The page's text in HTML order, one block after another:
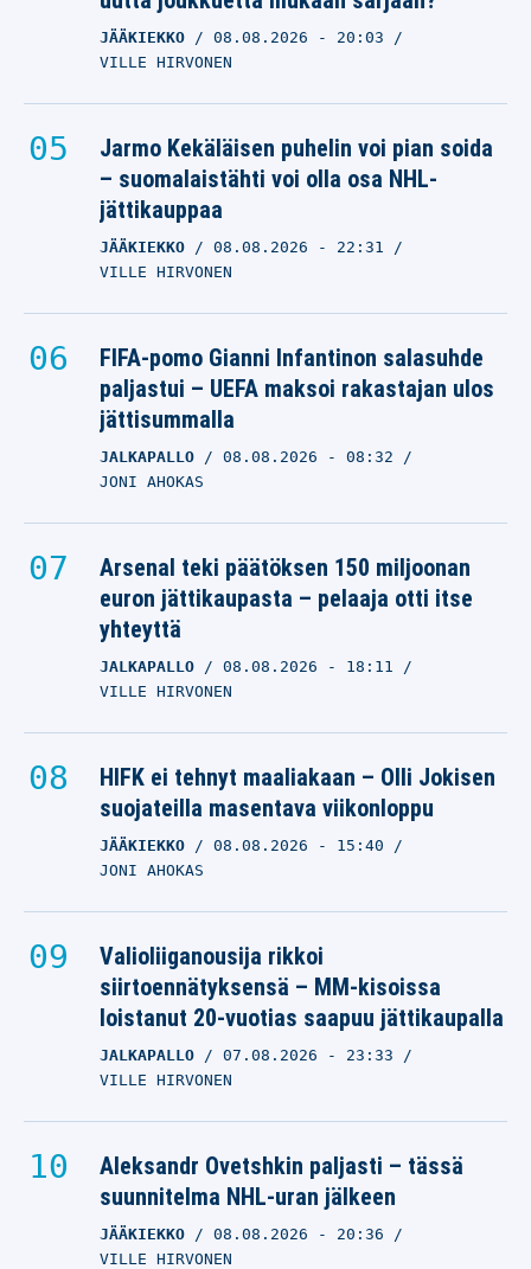
JÄÄKIEKKO 08.08.2026 - 20:03
VILLE HIRVONEN
Jarmo Kekäläisen puhelin voi pian soida
– suomalaistähti voi olla osa NHL-
jättikauppaa
JÄÄKIEKKO 08.08.2026 - 22:31
VILLE HIRVONEN
FIFA-pomo Gianni Infantinon salasuhde
paljastui – UEFA maksoi rakastajan ulos
jättisummalla
JALKAPALLO 08.08.2026 - 08:32
JONI AHOKAS
Arsenal teki päätöksen 150 miljoonan
euron jättikaupasta – pelaaja otti itse
yhteyttä
JALKAPALLO 08.08.2026 - 18:11
VILLE HIRVONEN
HIFK ei tehnyt maaliakaan – Olli Jokisen
suojateilla masentava viikonloppu
JÄÄKIEKKO 08.08.2026 - 15:40
JONI AHOKAS
Valioliiganousija rikkoi
siirtoennätyksensä – MM-kisoissa
loistanut 20-vuotias saapuu jättikaupalla
JALKAPALLO 07.08.2026 - 23:33
VILLE HIRVONEN
Aleksandr Ovetshkin paljasti – tässä
suunnitelma NHL-uran jälkeen
JÄÄKIEKKO 08.08.2026 - 20:36
VILLE HIRVONEN